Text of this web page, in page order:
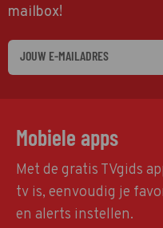
mailbox!
Mobiele apps
Met de gratis TVgids
tv is, eenvoudig je
en alerts instellen.